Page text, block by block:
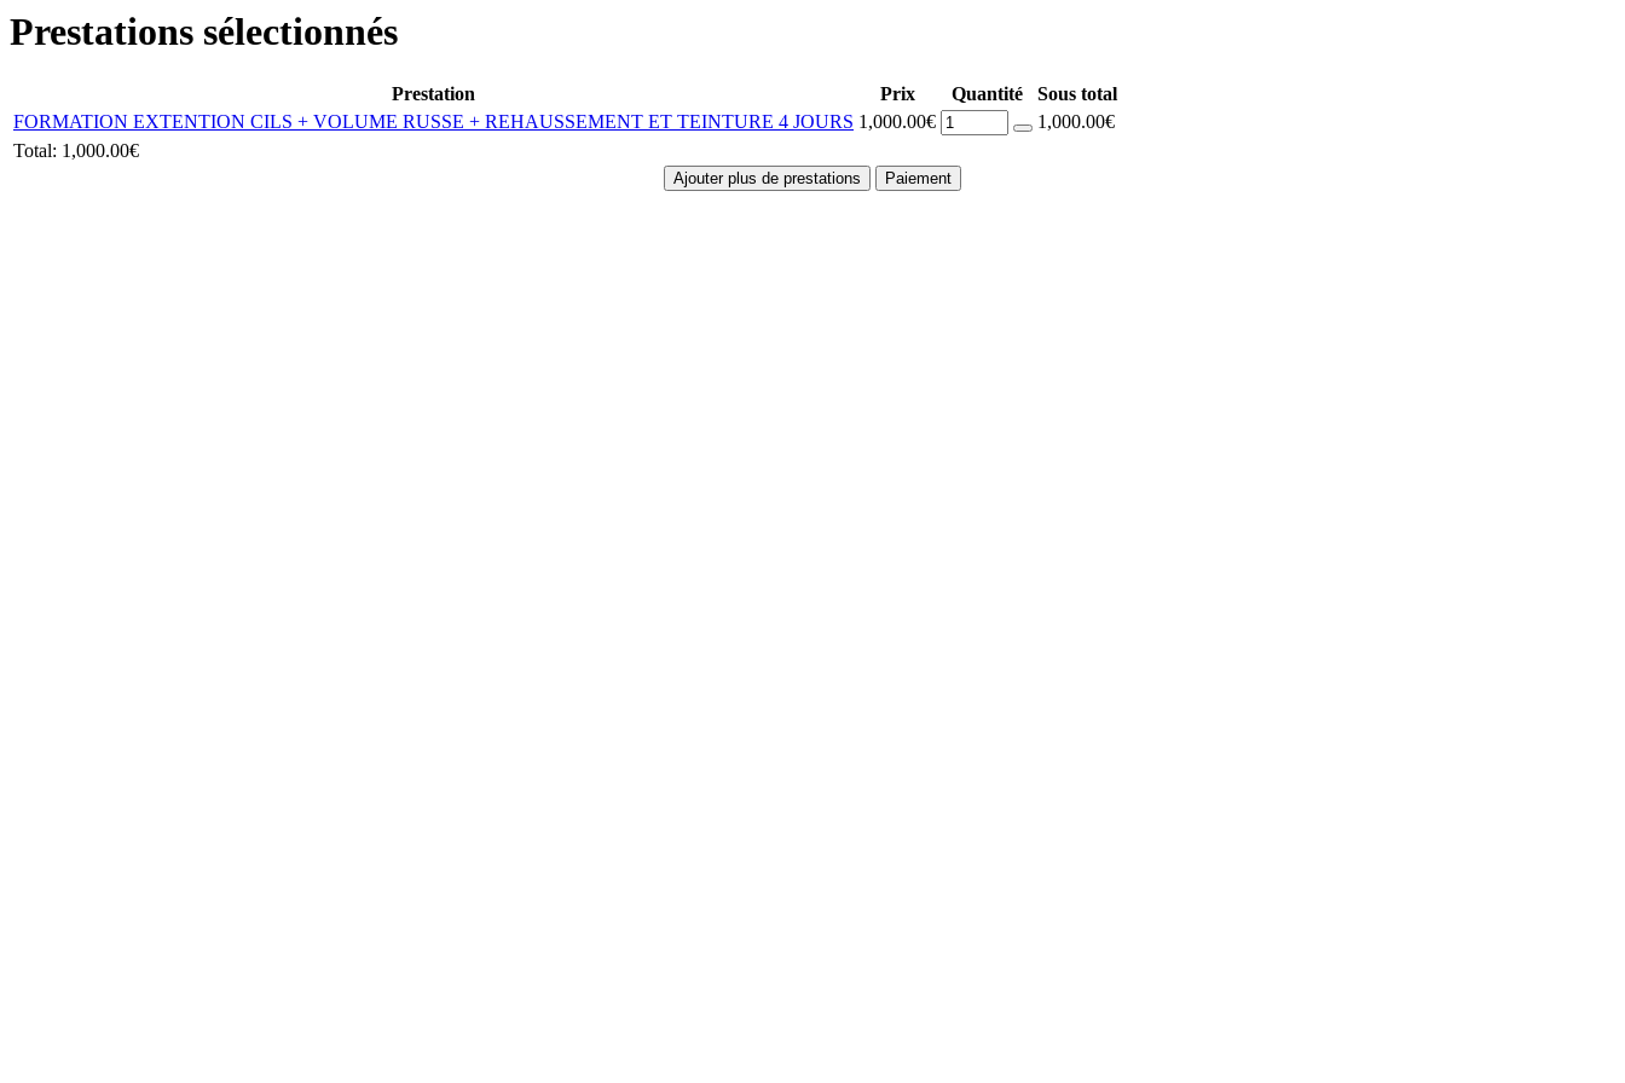
Prestations sélectionnés
Prestation Prix Quantité
Sous total
FORMATION EXTENTION CILS + VOLUME RUSSE + REHAUSSEMENT ET TEINTURE 4 JOURS 1,000.00€
1,000.00€
Total: 1,000.00€
Ajouter plus de prestations Paiement